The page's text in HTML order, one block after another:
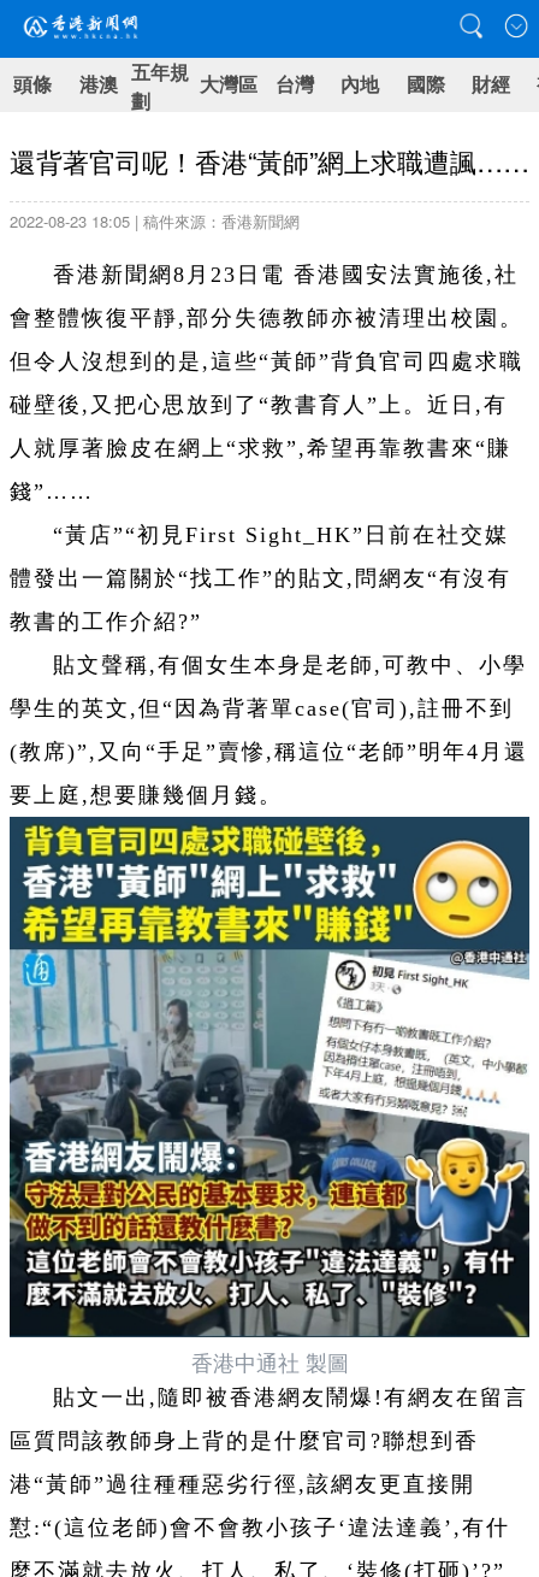
頭條 港澳 五年規
劃
大灣區 台灣 內地 國際 財經
還背著官司呢！香港“黃師”網上求職遭諷……
2022-08-23 18:05 | 稿件來源：香港新聞網
香港新聞網8月23日電 香港國安法實施後,社
會整體恢復平靜,部分失德教師亦被清理出校園。
但令人沒想到的是,這些“黃師”背負官司四處求職
碰壁後,又把心思放到了“教書育人”上。近日,有
人就厚著臉皮在網上“求救”,希望再靠教書來“賺
錢”……
“黃店”“初見First Sight_HK”日前在社交媒
體發出一篇關於“找工作”的貼文,問網友“有沒有
教書的工作介紹?”
貼文聲稱,有個女生本身是老師,可教中、小學
學生的英文,但“因為背著單case(官司),註冊不到
(教席)”,又向“手足”賣慘,稱這位“老師”明年4月還
要上庭,想要賺幾個月錢。
香港中通社 製圖
貼文一出,隨即被香港網友鬧爆!有網友在留言
區質問該教師身上背的是什麼官司?聯想到香
港“黃師”過往種種惡劣行徑,該網友更直接開
懟:“(這位老師)會不會教小孩子‘違法達義’,有什
麼不滿就去放火、打人、私了、‘裝修(打砸)’?”